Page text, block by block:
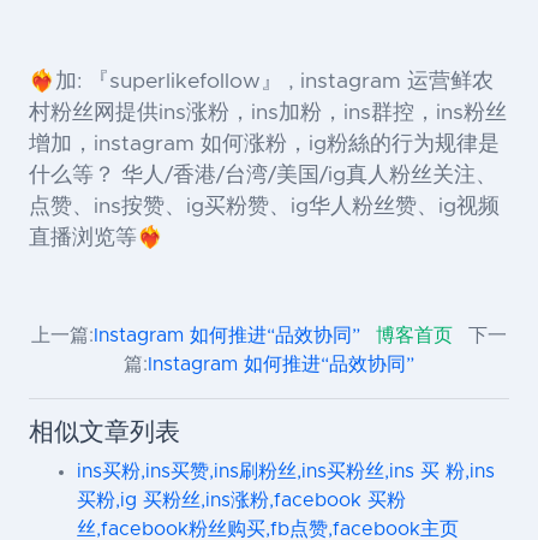
❤️‍🔥加: 『superlikefollow』 , instagram 运营鲜农
村粉丝网提供ins涨粉，ins加粉，ins群控，ins粉丝
增加，instagram 如何涨粉，ig粉絲的行为规律是
什么等？ 华人/香港/台湾/美国/ig真人粉丝关注、
点赞、ins按赞、ig买粉赞、ig华人粉丝赞、ig视频
直播浏览等❤️‍🔥
上一篇: Instagram 如何推进“品效协同” 博客首页
下一
篇: Instagram 如何推进“品效协同”
相似文章列表
ins买粉,ins买赞,ins刷粉丝,ins买粉丝,ins 买 粉,ins
买粉,ig 买粉丝,ins涨粉,facebook 买粉
丝,facebook粉丝购买,fb点赞,facebook主页